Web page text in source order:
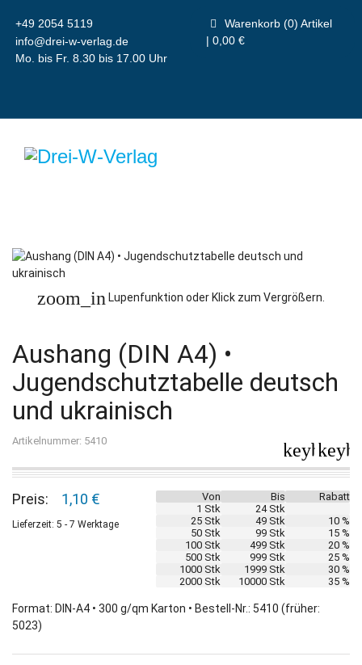
+49 2054 5119
info@drei-w-verlag.de
Mo. bis Fr. 8.30 bis 17.00 Uhr
Warenkorb (0) Artikel
| 0,00 €
zoom_in Lupenfunktion oder Klick zum Vergrößern.
Aushang (DIN A4) •
Jugendschutztabelle deutsch
und ukrainisch
Artikelnummer: 5410
Von Bis
Rabatt
1 Stk
24 Stk
25 Stk
49 Stk
10 %
50 Stk
99 Stk
15 %
100 Stk
499 Stk
20 %
500 Stk
999 Stk
25 %
1000 Stk
1999 Stk
30 %
2000 Stk
10000 Stk 35 %
Preis: 1,10 €
Lieferzeit: 5 - 7 Werktage
Format: DIN-A4 • 300 g/qm Karton • Bestell-Nr.: 5410 (früher:
5023)